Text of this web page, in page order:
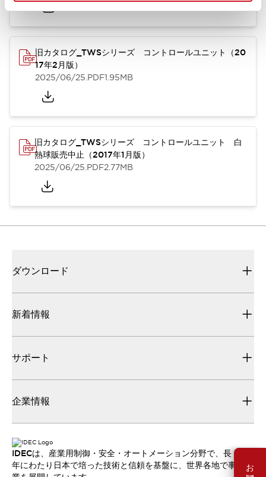
旧カタログ_TWSシリーズ コントロールユニット（20
17年2月版）
2025/06/25.PDF1.95MB
旧カタログ_TWSシリーズ コントロールユニット 白
熱球販売中止（2017年1月版）
2025/06/25.PDF2.77MB
ダウンロード
新着情報
サポート
企業情報
IDECは、産業用制御・安全・オートメーション分野で、長
年にわたり日本で培った技術と信頼を基盤に、世界各地で事